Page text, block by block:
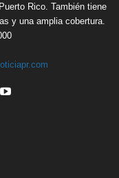
Rico. También tiene
y una amplia cobertura.